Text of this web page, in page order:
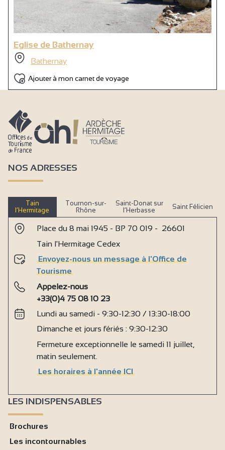
Eglise de Bathernay
Bathernay
Ajouter à mon carnet de voyage
NOS ADRESSES
Tain
l’Hermitage
Tournon-sur-
Rhône
Saint-Donat sur
l’Herbasse
Saint Félicien
Place du 8 mai 1945 - BP 70 019 - 26601
Tain l'Hermitage Cedex
Envoyez-nous un message à l'Office de
Tourisme
Appelez-nous
+33(0)4 75 08 10 23
Lundi au samedi - 9:30-12:30 / 13:30-18:00
Dimanche et jours fériés : 9:30-12:30
Fermeture exceptionnelle le samedi 11 juillet,
matin seulement.
Les horaires à l'année ICI
LES INDISPENSABLES
Brochures
Les incontournables